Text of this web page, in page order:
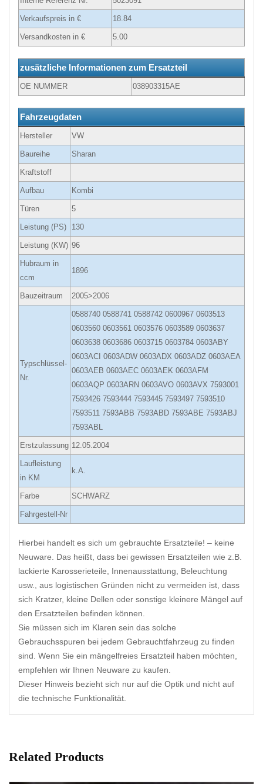
Verkaufspreis in € 18.84
Versandkosten in € 5.00
zusätzliche Informationen zum Ersatzteil
OE NUMMER 038903315AE
Fahrzeugdaten
Hersteller VW
Baureihe Sharan
Kraftstoff
Aufbau Kombi
Türen 5
Leistung (PS) 130
Leistung (KW) 96
Hubraum in
ccm
1896
Bauzeitraum 2005>2006
Typschlüssel-
Nr.
0588740 0588741 0588742 0600967 0603513
0603560 0603561 0603576 0603589 0603637
0603638 0603686 0603715 0603784 0603ABY
0603ACI 0603ADW 0603ADX 0603ADZ 0603AEA
0603AEB 0603AEC 0603AEK 0603AFM
0603AQP 0603ARN 0603AVO 0603AVX 7593001
7593426 7593444 7593445 7593497 7593510
7593511 7593ABB 7593ABD 7593ABE 7593ABJ
7593ABL
Erstzulassung 12.05.2004
Laufleistung
in KM
k.A.
Farbe SCHWARZ
Fahrgestell-Nr
Hierbei handelt es sich um gebrauchte Ersatzteile! – keine
Neuware. Das heißt, dass bei gewissen Ersatzteilen wie z.B.
lackierte Karosserieteile, Innenausstattung, Beleuchtung
usw., aus logistischen Gründen nicht zu vermeiden ist, dass
sich Kratzer, kleine Dellen oder sonstige kleinere Mängel auf
den Ersatzteilen befinden können.
Sie müssen sich im Klaren sein das solche
Gebrauchsspuren bei jedem Gebrauchtfahrzeug zu finden
sind. Wenn Sie ein mängelfreies Ersatzteil haben möchten,
empfehlen wir Ihnen Neuware zu kaufen.
Dieser Hinweis bezieht sich nur auf die Optik und nicht auf
die technische Funktionalität.
Related Products